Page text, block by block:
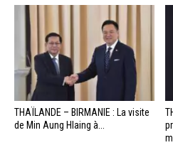
THAÏLANDE – BIRMANIE : La visite
de Min Aung Hlaing à...